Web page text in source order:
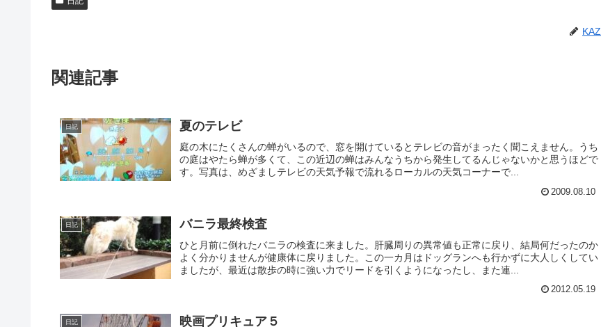
KAZ
関連記事
日記 夏のテレビ
庭の木にたくさんの蝉がいるので、窓を開けているとテレビの音がまったく聞こえません。うち
の庭はやたら蝉が多くて、この近辺の蝉はみんなうちから発生してるんじゃないかと思うほどで
す。写真は、めざましテレビの天気予報で流れるローカルの天気コーナーで...
2009.08.10
日記 バニラ最終検査
ひと月前に倒れたバニラの検査に来ました。肝臓周りの異常値も正常に戻り、結局何だったのか
よく分かりませんが健康体に戻りました。この一カ月はドッグランへも行かずに大人しくしてい
ましたが、最近は散歩の時に強い力でリードを引くようになったし、また連...
2012.05.19
日記 映画プリキュア５